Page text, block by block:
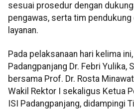
sesuai prosedur dengan
pengawas, serta tim
layanan.
Pada pelaksanaan hari kelima
Padangpanjang Dr. Febri Yulika,
bersama Prof. Dr. Rosta
Wakil Rektor I sekaligus Ketua
ISI Padangpanjang, didampingi